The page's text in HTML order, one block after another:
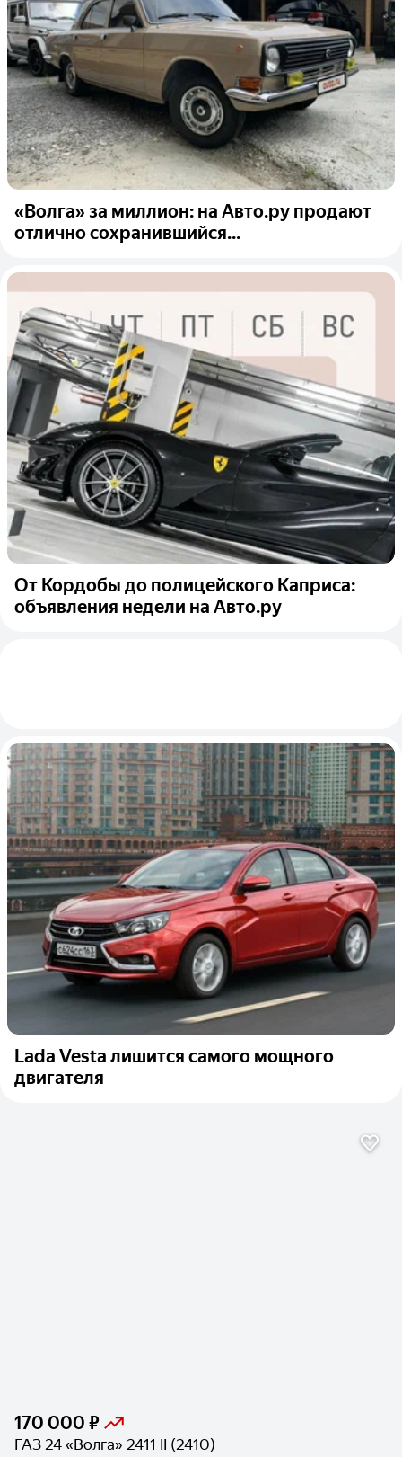
«Волга» за миллион: на Авто.ру продают
отлично сохранившийся...
От Кордобы до полицейского Каприса:
объявления недели на Авто.ру
Lada Vesta лишится самого мощного
двигателя
170 000 ₽
ГАЗ 24 «Волга» 2411 II (2410)